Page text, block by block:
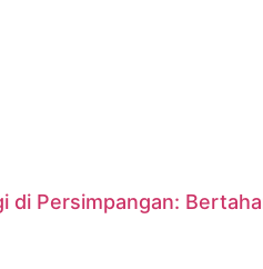
di Persimpangan: